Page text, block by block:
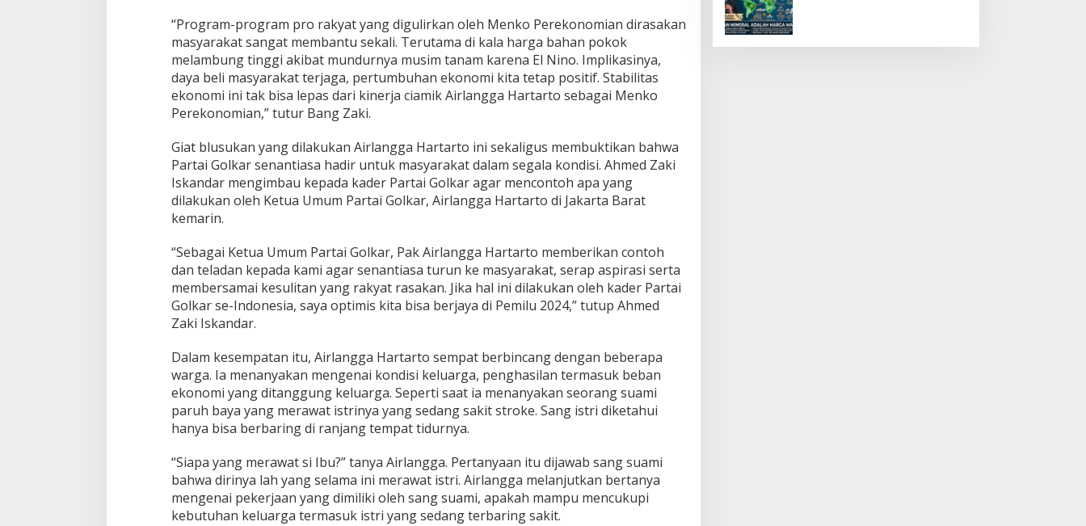
r
a
n
g
M
a
p
“Program-program pro rakyat yang digulirkan oleh Menko Perekonomian dirasakan
masyarakat sangat membantu sekali. Terutama di kala harga bahan pokok
melambung tinggi akibat mundurnya musim tanam karena El Nino. Implikasinya,
daya beli masyarakat terjaga, pertumbuhan ekonomi kita tetap positif. Stabilitas
ekonomi ini tak bisa lepas dari kinerja ciamik Airlangga Hartarto sebagai Menko
Perekonomian,” tutur Bang Zaki.
Giat blusukan yang dilakukan Airlangga Hartarto ini sekaligus membuktikan bahwa
Partai Golkar senantiasa hadir untuk masyarakat dalam segala kondisi. Ahmed Zaki
Iskandar mengimbau kepada kader Partai Golkar agar mencontoh apa yang
dilakukan oleh Ketua Umum Partai Golkar, Airlangga Hartarto di Jakarta Barat
kemarin.
“Sebagai Ketua Umum Partai Golkar, Pak Airlangga Hartarto memberikan contoh
dan teladan kepada kami agar senantiasa turun ke masyarakat, serap aspirasi serta
membersamai kesulitan yang rakyat rasakan. Jika hal ini dilakukan oleh kader Partai
Golkar se-Indonesia, saya optimis kita bisa berjaya di Pemilu 2024,” tutup Ahmed
Zaki Iskandar.
Dalam kesempatan itu, Airlangga Hartarto sempat berbincang dengan beberapa
warga. Ia menanyakan mengenai kondisi keluarga, penghasilan termasuk beban
ekonomi yang ditanggung keluarga. Seperti saat ia menanyakan seorang suami
paruh baya yang merawat istrinya yang sedang sakit stroke. Sang istri diketahui
hanya bisa berbaring di ranjang tempat tidurnya.
“Siapa yang merawat si Ibu?” tanya Airlangga. Pertanyaan itu dijawab sang suami
bahwa dirinya lah yang selama ini merawat istri. Airlangga melanjutkan bertanya
mengenai pekerjaan yang dimiliki oleh sang suami, apakah mampu mencukupi
kebutuhan keluarga termasuk istri yang sedang terbaring sakit.